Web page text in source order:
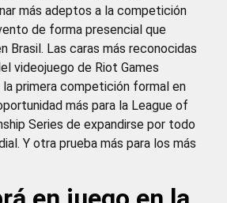
más adeptos a la competición
de forma presencial que
Brasil. Las caras más reconocidas
videojuego de Riot Games
la primera competición formal en
más para la League of
Series de expandirse por todo
Y otra prueba más para los más